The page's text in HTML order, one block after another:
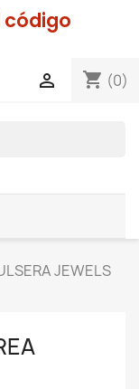
código
shopping_cart (0)

JEWELS